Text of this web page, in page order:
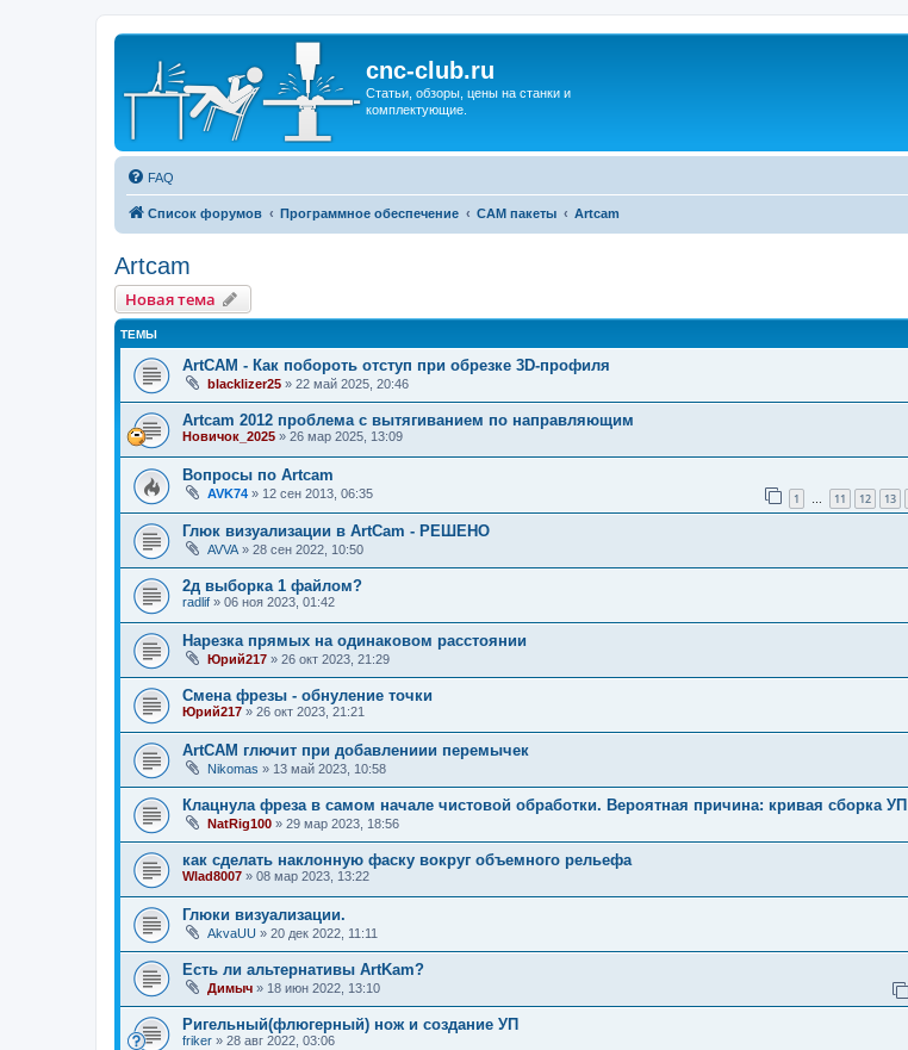
cnc-club.ru
Статьи, обзоры, цены на станки и
комплектующие.
FAQ
Список форумов Программное обеспечение CAM пакеты Artcam
Artcam
Новая тема
ТЕМЫ
ArtCAM - Как побороть отступ при обрезке 3D-профиля
blacklizer25 » 22 май 2025, 20:46
Artcam 2012 проблема с вытягиванием по направляющим
Новичок_2025 » 26 мар 2025, 13:09
Вопросы по Artcam
AVK74 » 12 сен 2013, 06:35 1 … 11 12 13
Глюк визуализации в ArtCam - РЕШЕНО
AVVA » 28 сен 2022, 10:50
2д выборка 1 файлом?
radlif » 06 ноя 2023, 01:42
Нарезка прямых на одинаковом расстоянии
Юрий217 » 26 окт 2023, 21:29
Смена фрезы - обнуление точки
Юрий217 » 26 окт 2023, 21:21
ArtCAM глючит при добавлениии перемычек
Nikomas » 13 май 2023, 10:58
Клацнула фреза в самом начале чистовой обработки. Вероятная причина: кривая сборка УП
NatRig100 » 29 мар 2023, 18:56
как сделать наклонную фаску вокруг объемного рельефа
Wlad8007 » 08 мар 2023, 13:22
Глюки визуализации.
AkvaUU » 20 дек 2022, 11:11
Есть ли альтернативы ArtKam?
Димыч » 18 июн 2022, 13:10
Ригельный(флюгерный) нож и создание УП
friker » 28 авг 2022, 03:06